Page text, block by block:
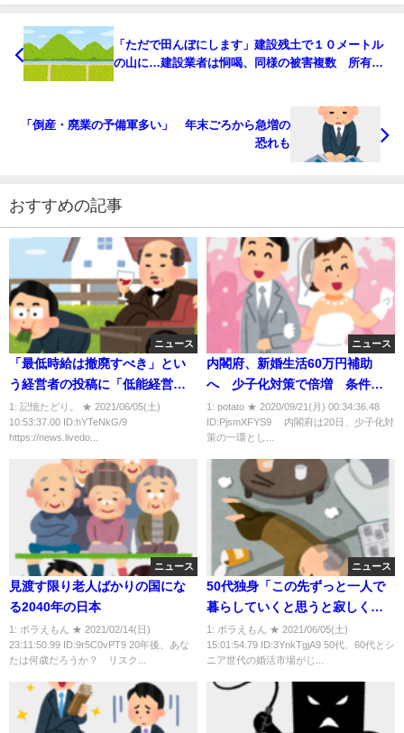
「ただで田んぼにします」建設残土で１０メートル
の山に…建設業者は恫喝、同様の被害複数 所有者
「倒産・廃業の予備軍多い」 年末ごろから急増の
恐れも
おすすめの記事
ニュース
「最低時給は撤廃すべき」とい
う経営者の投稿に「低能経営者
の寝言」と猛反論。『最低賃金
1500円』巡る論争
1: 記憶たどり。 ★ 2021/06/05(土)
10:53:37.00 ID:hYTeNkG/9
https://news.livedo...
ニュース
内閣府、新婚生活60万円補助
へ 少子化対策で倍増 条件は
夫婦ともに39歳以下で、世帯年
収が約540万円未満であること
1: potato ★ 2020/09/21(月) 00:34:36.48
ID:PjsmXFYS9 内閣府は20日、少子化対
策の一環とし...
ニュース
見渡す限り老人ばかりの国にな
る2040年の日本
1: ボラえもん ★ 2021/02/14(日)
23:11:50.99 ID:9r5C0vPT9 20年後、あな
たは何歳だろうか？ リスク...
ニュース
50代独身「この先ずっと一人で
暮らしていくと思うと寂しくて
夜も眠れない」 将来の不安から
婚活を始める独身シニアが急増
1: ボラえもん ★ 2021/06/05(土)
15:01:54.79 ID:3YnkTgjA9 50代、60代とシ
ニア世代の婚活市場がじ...